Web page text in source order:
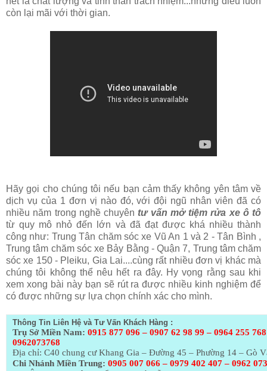
còn lại mãi với thời gian.
Hãy gọi cho chúng tôi nếu bạn cảm thấy không yên tâm về
dịch vụ của 1 đơn vị nào đó, với đội ngũ nhân viên đã có
nhiều năm trong nghề chuyên tư vấn mở tiệm rửa xe ô tô
từ quy mô nhỏ đến lớn và đã đạt được khá nhiều thành
công như: Trung Tân chăm sóc xe Vũ An 1 và 2 - Tân Bình ,
Trung tâm chăm sóc xe Bảy Bằng - Quận 7, Trung tâm chăm
sóc xe 150 - Pleiku, Gia Lai....cùng rất nhiều đơn vị khác mà
chúng tôi không thể nêu hết ra đây. Hy vọng rằng sau khi
xem xong bài này bạn sẽ rút ra được nhiều kinh nghiệm để
có được những sự lựa chọn chính xác cho mình.
Thông Tin Liên Hệ và Tư Vấn Khách Hàng :
Trụ Sở Miền Nam: 0915 877 096 – 0907 62 98 99 – 0964 255
0962073768
Địa chỉ: C40 chung cư Khang Gia – Đường 45 – Phường 14 – Gò
Chi Nhánh Miền Trung: 0905 007 066 – 0979 402 407 – 0962 073